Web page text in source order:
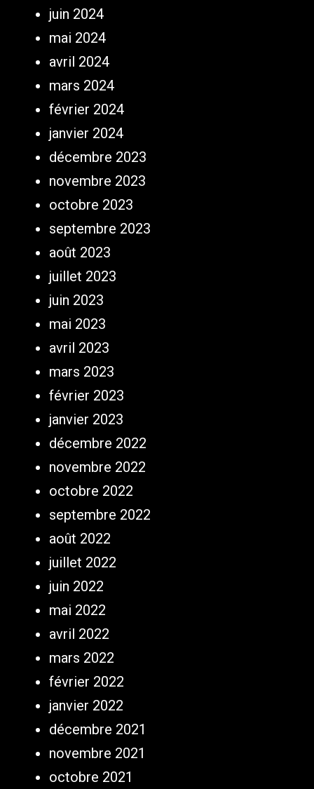
juin 2024
mai 2024
avril 2024
mars 2024
février 2024
janvier 2024
décembre 2023
novembre 2023
octobre 2023
septembre 2023
août 2023
juillet 2023
juin 2023
mai 2023
avril 2023
mars 2023
février 2023
janvier 2023
décembre 2022
novembre 2022
octobre 2022
septembre 2022
août 2022
juillet 2022
juin 2022
mai 2022
avril 2022
mars 2022
février 2022
janvier 2022
décembre 2021
novembre 2021
octobre 2021